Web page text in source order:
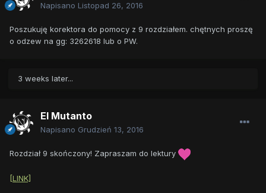
Napisano Listopad 26, 2016
Poszukuję korektora do pomocy z 9 rozdziałem. chętnych proszę
o odzew na gg: 3262618 lub o PW.
3 weeks later...
El Mutanto
Napisano Grudzień 13, 2016
Rozdział 9 skończony! Zapraszam do lektury
[LINK]